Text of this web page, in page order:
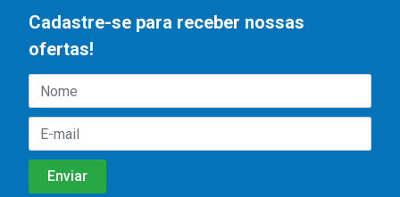
Cadastre-se para receber nossas
ofertas!